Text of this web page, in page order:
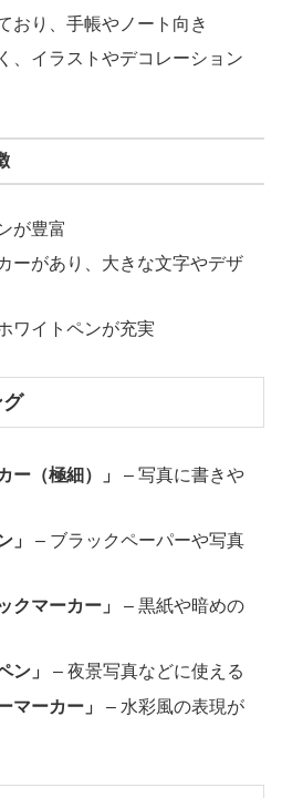
おり、手帳やノート向き
、イラストやデコレーション
が豊富
ーがあり、大きな文字やデザ
ワイトペンが充実
ー（極細）」
– 写真に書きや
」
– ブラックペーパーや写真
クマーカー」
– 黒紙や暗めの
ン」
– 夜景写真などに使える
マーカー」
– 水彩風の表現が